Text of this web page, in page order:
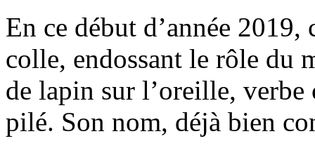
En ce début d’année 2019,
colle, endossant le rôle du
de lapin sur l’oreille,
pilé. Son nom, déjà bien